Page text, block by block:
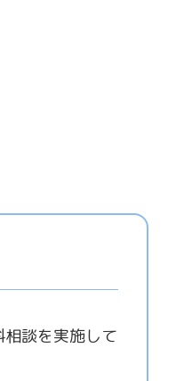
談を実施して